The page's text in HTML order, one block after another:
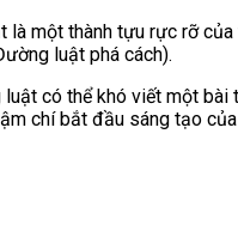
là một thành tựu rực rỡ
luật phá cách).
có thể khó viết một
chí bắt đầu sáng tạo